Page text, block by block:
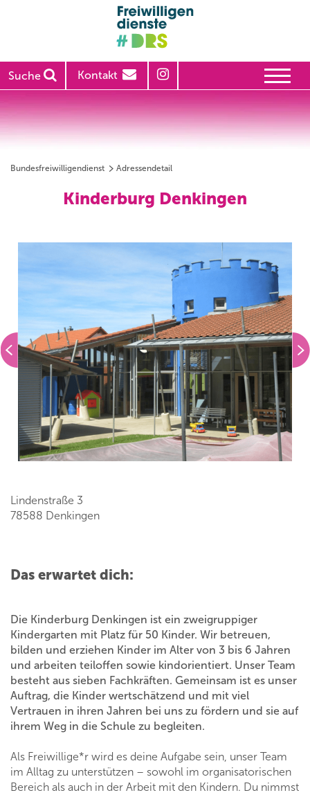
Suche Kontakt
Bundesfreiwilligendienst Adressendetail
Kinderburg Denkingen
Lindenstraße 3
78588 Denkingen
Das erwartet dich:
Die Kinderburg Denkingen ist ein zweigruppiger
Kindergarten mit Platz für 50 Kinder. Wir betreuen,
bilden und erziehen Kinder im Alter von 3 bis 6 Jahren
und arbeiten teiloffen sowie kindorientiert. Unser Team
besteht aus sieben Fachkräften. Gemeinsam ist es unser
Auftrag, die Kinder wertschätzend und mit viel
Vertrauen in ihren Jahren bei uns zu fördern und sie auf
ihrem Weg in die Schule zu begleiten.
Als Freiwillige*r wird es deine Aufgabe sein, unser Team
im Alltag zu unterstützen – sowohl im organisatorischen
Bereich als auch in der Arbeit mit den Kindern. Du nimmst